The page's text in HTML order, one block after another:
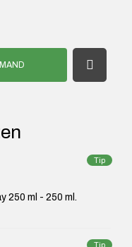
Tip
ml - 250 ml.
Tip